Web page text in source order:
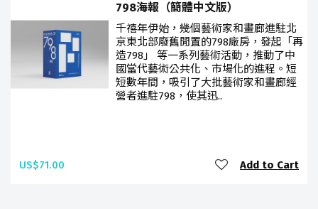
798海報（簡體中文版）
千禧年伊始，幾個藝術家和畫廊進駐北
京東北部廢舊閒置的798廠房，發起「再
造798」 等一系列藝術活動，推動了中
國當代藝術公共化、市場化的進程。短
短數年間，吸引了大批藝術家和畫廊經
營者進駐798，使其迅..
US$71.00 Add to Cart